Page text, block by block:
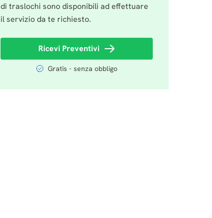
di traslochi sono disponibili ad effettuare
il servizio da te richiesto.
Ricevi Preventivi
Gratis - senza obbligo